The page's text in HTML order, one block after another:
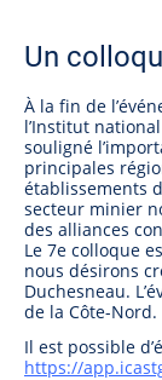
Un
À la fin de
l’Institut
souligné
principales
établissements
secteur minier
des alliances
Le 7e colloque
nous désirons
Duchesneau.
de la Côte-Nord.
Il est possible
https://